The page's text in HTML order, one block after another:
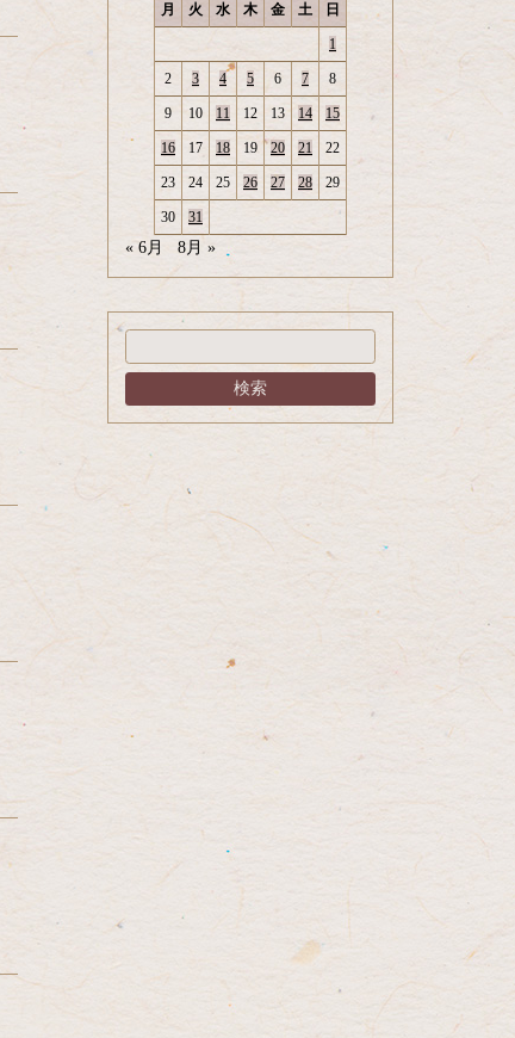
月 火 水 木 金 土 日
1
2 3 4 5 6 7 8
9 10 11 12 13 14 15
16 17 18 19 20 21 22
23 24 25 26 27 28 29
30 31
« 6月 8月 »